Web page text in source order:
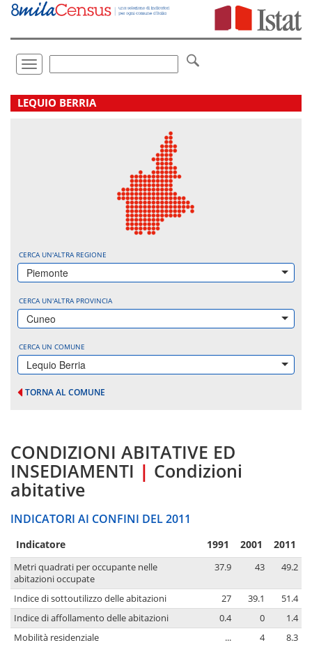
Vai
direttamente
Toggle
navigation
LEQUIO BERRIA
CERCA UN'ALTRA REGIONE
Piemonte
CERCA UN'ALTRA PROVINCIA
Cuneo
CERCA UN COMUNE
Lequio Berria
TORNA AL COMUNE
CONDIZIONI ABITATIVE ED
INSEDIAMENTI | Condizioni
abitative
INDICATORI AI CONFINI DEL 2011
Indicatore 1991 2001 2011
Metri quadrati per occupante nelle
abitazioni occupate
37.9 43 49.2
Indice di sottoutilizzo delle abitazioni 27 39.1
51.4
Indice di affollamento delle abitazioni
0.4 0
1.4
Mobilità residenziale
... 4 8.3